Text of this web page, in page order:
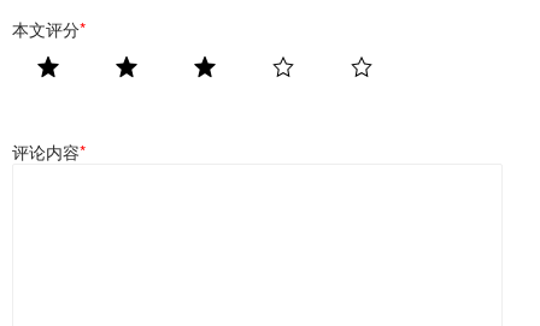
本文评分*
评论内容*